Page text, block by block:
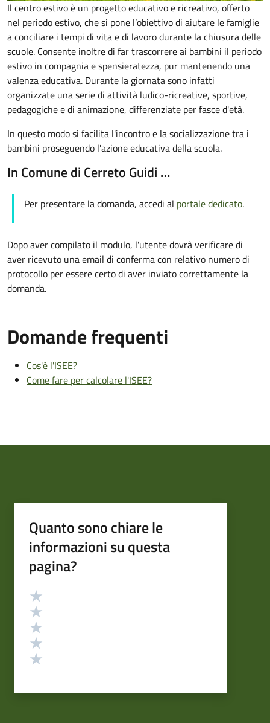
Il centro estivo è un progetto educativo e ricreativo, offerto
nel periodo estivo, che si pone l’obiettivo di aiutare le famiglie
a conciliare i tempi di vita e di lavoro durante la chiusura delle
scuole. Consente inoltre di far trascorrere ai bambini il periodo
estivo in compagnia e spensieratezza, pur mantenendo una
valenza educativa. Durante la giornata sono infatti
organizzate una serie di attività ludico-ricreative, sportive,
pedagogiche e di animazione, differenziate per fasce d'età.
In questo modo si facilita l'incontro e la socializzazione tra i
bambini proseguendo l'azione educativa della scuola.
In Comune di Cerreto Guidi …
Per presentare la domanda, accedi al portale dedicato.
Dopo aver compilato il modulo, l'utente dovrà verificare di
aver ricevuto una email di conferma con relativo numero di
protocollo per essere certo di aver inviato correttamente la
domanda.
Domande frequenti
Cos'è l'ISEE?
Come fare per calcolare l'ISEE?
Quanto sono chiare le
informazioni su questa
pagina?
Valutazione